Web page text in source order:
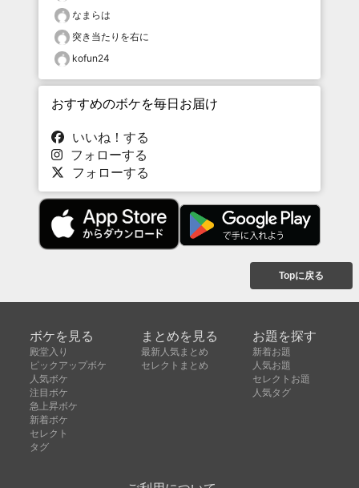
なまらは
突き当たりを右に
kofun24
おすすめのボケを毎日お届け
いいね！する
フォローする
フォローする
Topに戻る
ボケを見る
殿堂入り
ピックアップボケ
人気ボケ
注目ボケ
急上昇ボケ
新着ボケ
セレクト
タグ
まとめを見る
最新人気まとめ
セレクトまとめ
お題を探す
新着お題
人気お題
セレクトお題
人気タグ